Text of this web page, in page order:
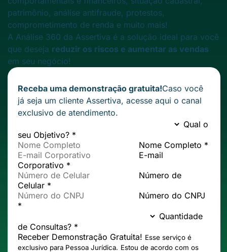
patrimônio, análise antifraude, protestos,
comprometimento de renda e muito mais!
A Análise 360 da Assertiva é a solução ideal para você
que deseja reduzir os riscos e aumentar as vendas
em seu negócio!
Receba uma demonstração gratuita!Caso você
já seja um cliente Assertiva, acesse aqui o canal
exclusivo de atendimento.
Qual o
seu Objetivo? *
Nome Completo *
E-mail
Corporativo *
Número de
Celular *
Número do CNPJ
*
Quantidade
de Consultas? *
Receber Demonstração Gratuita! Esse serviço é
exclusivo para Pessoa Jurídica. Estou de acordo com os